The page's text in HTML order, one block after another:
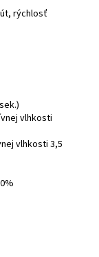
rýchlosť
vlhkosti
vlhkosti 3,5